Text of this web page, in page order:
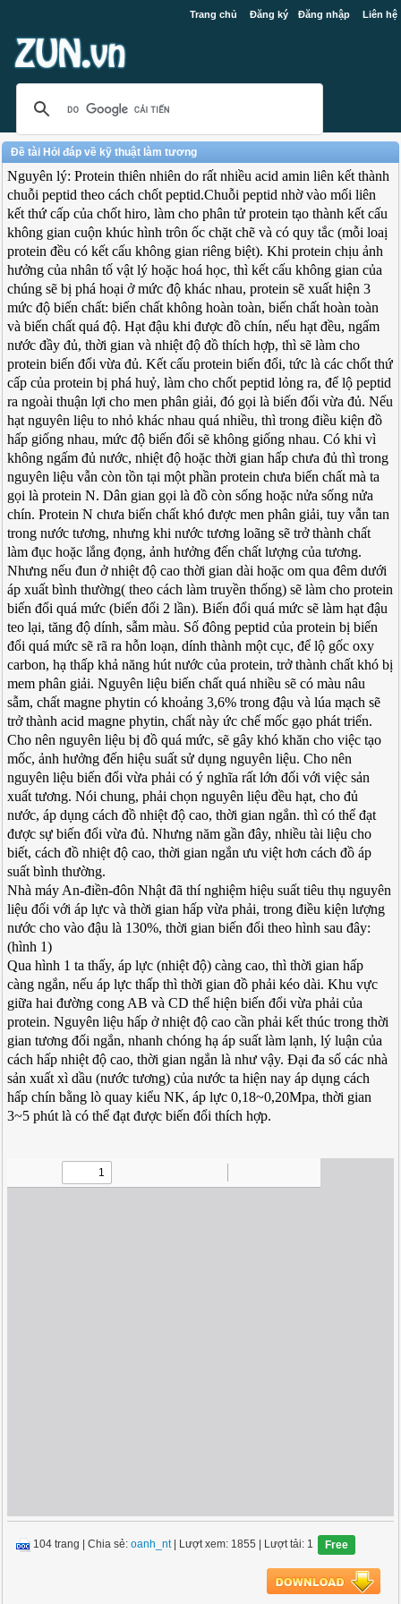
Trang chủ Đăng ký Đăng nhập Liên hệ
Đề tài Hỏi đáp về kỹ thuật làm tương
Nguyên lý: Protein thiên nhiên do rất nhiều acid amin liên kết thành
chuỗi peptid theo cách chốt peptid.Chuỗi peptid nhờ vào mối liên
kết thứ cấp của chốt hiro, làm cho phân tử protein tạo thành kết cấu
không gian cuộn khúc hình trôn ốc chặt chẽ và có quy tắc (mỗi loaị
protein đều có kết cấu không gian riêng biệt). Khi protein chịu ảnh
hưởng của nhân tố vật lý hoặc hoá học, thì kết cấu không gian của
chúng sẽ bị phá hoại ở mức độ khác nhau, protein sẽ xuất hiện 3
mức độ biến chất: biến chất không hoàn toàn, biến chất hoàn toàn
và biến chất quá độ. Hạt đậu khi được đồ chín, nếu hạt đều, ngấm
nước đầy đủ, thời gian và nhiệt độ đồ thích hợp, thì sẽ làm cho
protein biến đổi vừa đủ. Kết cấu protein biến đổi, tức là các chốt thứ
cấp của protein bị phá huỷ, làm cho chốt peptid lỏng ra, để lộ peptid
ra ngoài thuận lợi cho men phân giải, đó gọi là biến đổi vừa đủ. Nếu
hạt nguyên liệu to nhỏ khác nhau quá nhiều, thì trong điều kiện đồ
hấp giống nhau, mức độ biến đổi sẽ không giống nhau. Có khi vì
không ngấm đủ nước, nhiệt độ hoặc thời gian hấp chưa đủ thì trong
nguyên liệu vẫn còn tồn tại một phần protein chưa biến chất mà ta
gọi là protein N. Dân gian gọi là đồ còn sống hoặc nửa sống nửa
chín. Protein N chưa biến chất khó được men phân giải, tuy vẫn tan
trong nước tương, nhưng khi nước tương loãng sẽ trở thành chất
làm đục hoặc lắng đọng, ảnh hưởng đến chất lượng của tương.
Nhưng nếu đun ở nhiệt độ cao thời gian dài hoặc om qua đêm dưới
áp xuất bình thường( theo cách làm truyền thống) sẽ làm cho protein
biến đổi quá mức (biến đổi 2 lần). Biến đổi quá mức sẽ làm hạt đậu
teo lại, tăng độ dính, sẫm màu. Số đông peptid của protein bị biến
đổi quá mức sẽ rã ra hỗn loạn, dính thành một cục, để lộ gốc oxy
carbon, hạ thấp khả năng hút nước của protein, trở thành chất khó bị
mem phân giải. Nguyên liệu biến chất quá nhiều sẽ có màu nâu
sẫm, chất magne phytin có khoảng 3,6% trong đậu và lúa mạch sẽ
trở thành acid magne phytin, chất này ức chế mốc gạo phát triển.
Cho nên nguyên liệu bị đồ quá mức, sẽ gây khó khăn cho việc tạo
mốc, ảnh hưởng đến hiệu suất sử dụng nguyên liệu. Cho nên
nguyên liệu biến đổi vừa phải có ý nghĩa rất lớn đối với việc sản
xuất tương. Nói chung, phải chọn nguyên liệu đều hạt, cho đủ
nước, áp dụng cách đồ nhiệt độ cao, thời gian ngắn. thì có thể đạt
được sự biến đổi vừa đủ. Nhưng năm gần đây, nhiều tài liệu cho
biết, cách đồ nhiệt độ cao, thời gian ngắn ưu việt hơn cách đồ áp
suất bình thường.
Nhà máy An-điền-đôn Nhật đã thí nghiệm hiệu suất tiêu thụ nguyên
liệu đối với áp lực và thời gian hấp vừa phải, trong điều kiện lượng
nước cho vào đậu là 130%, thời gian biến đổi theo hình sau đây:
(hình 1)
Qua hình 1 ta thấy, áp lực (nhiệt độ) càng cao, thì thời gian hấp
càng ngắn, nếu áp lực thấp thì thời gian đồ phải kéo dài. Khu vực
giữa hai đường cong AB và CD thể hiện biến đổi vừa phải của
protein. Nguyên liệu hấp ở nhiệt độ cao cần phải kết thúc trong thời
gian tương đối ngắn, nhanh chóng hạ áp suất làm lạnh, lý luận của
cách hấp nhiệt độ cao, thời gian ngắn là như vậy. Đại đa số các nhà
sản xuất xì dầu (nước tương) của nước ta hiện nay áp dụng cách
hấp chín bằng lò quay kiểu NK, áp lực 0,18~0,20Mpa, thời gian
3~5 phút là có thể đạt được biến đổi thích hợp.
104 trang |Chia sẻ:oanh_nt| Lượt xem: 1855 | Lượt tải: 1 Free